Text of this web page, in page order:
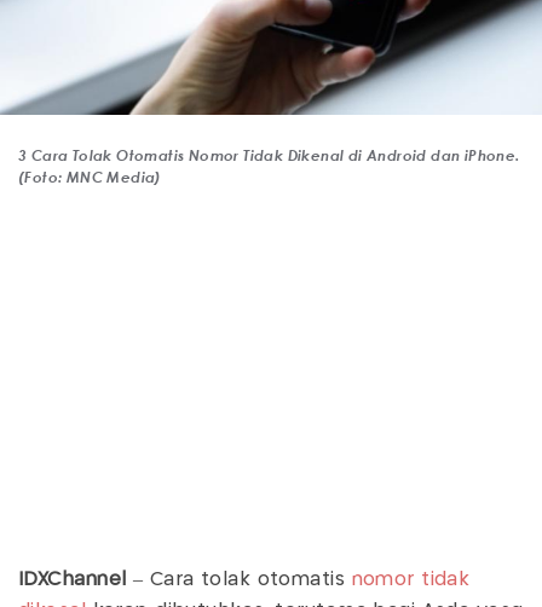
3 Cara Tolak Otomatis Nomor Tidak Dikenal di Android dan iPhone.
(Foto: MNC Media)
IDXChannel – Cara tolak otomatis nomor tidak